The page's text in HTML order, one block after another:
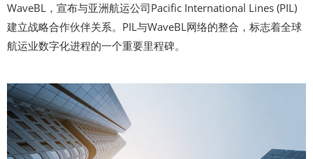
WaveBL，宣布与亚洲航运公司Pacific International Lines (PIL)
建立战略合作伙伴关系。PIL与WaveBL网络的整合，标志着全球
航运业数字化进程的一个重要里程碑。